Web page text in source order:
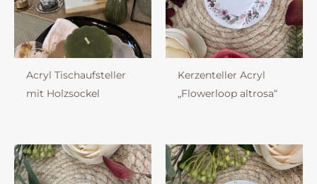
Acryl Tischaufsteller
mit Holzsockel
Kerzenteller Acryl
„Flowerloop altrosa“